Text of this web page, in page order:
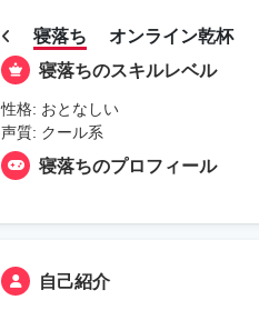
寝落ち オンライン乾杯
寝落ちのスキルレベル
性格: おとなしい
声質: クール系
寝落ちのプロフィール
自己紹介